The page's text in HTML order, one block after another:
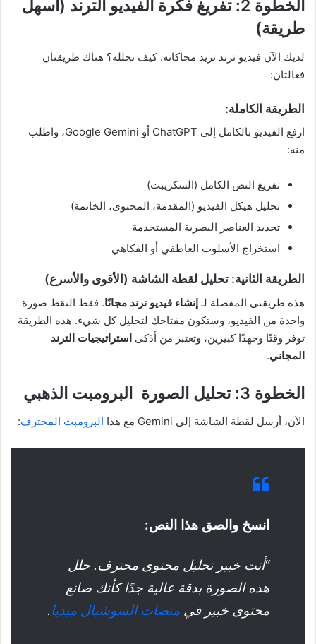
الخطوة 2: تفريغ فكرة الفيديو الترند (أسهل
طريقة)
لديك الآن فيديو ترند تريد محاكاته. كيف تحلله؟ هناك طريقتان
فعالتان:
الطريقة الكاملة:
ارفع الفيديو بالكامل إلى ChatGPT أو Google Gemini، واطلب
منه:
تفريغ النص الكامل (السكريبت)
تحليل هيكل الفيديو (المقدمة، المحتوى، الخاتمة)
تحديد العناصر البصرية المستخدمة
استخراج الأسلوب العاطفي أو الفكاهي
الطريقة الثانية: تحليل لقطة الشاشة (الأقوى والأسرع)
هذه طريقتي المفضلة لـإنشاء فيديو ترند مجانًا. فقط التقط صورة
واحدة من الفيديو، وستكون مفتاحك لتحليل كل شيء. هذه الطريقة
توفر وقتًا وجهدًا كبيرين، وتعتبر من أذكى استراتيجيات الترند
المجاني.
الخطوة 3: تحليل الصورة البرومبت الذهبي
الآن، أرسل لقطة الشاشة إلى Gemini مع هذا البرومبت المحترف:
انسخ والصق هذا النص:
“أنت خبير تحليل محتوى محترف. حلل
هذه الصورة بدقة عالية جدًا كأنك صانع
محتوى خبير في منصات السوشيال ميديا.